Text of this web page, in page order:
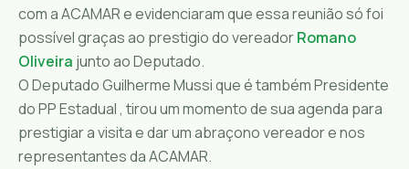
com a ACAMAR e evidenciaram que essa reunião só foi
possível graças ao prestigio do vereadorRomano
Oliveira junto ao Deputado.
O Deputado Guilherme Mussi que é também Presidente
do PP Estadual , tirou um momento de sua agenda para
prestigiar a visita e darum abraçono vereador e nos
representantes da ACAMAR.